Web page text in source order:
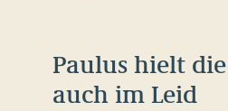
Paulus hielt
auch im Leid